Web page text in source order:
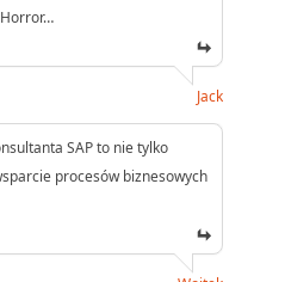
Jack
SAP to nie tylko
procesów biznesowych